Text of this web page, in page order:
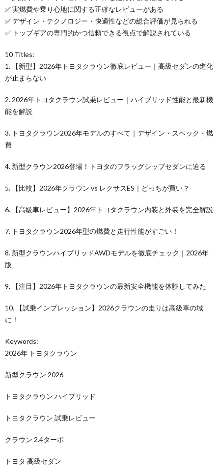
✅ 実燃費や乗り心地に関する正確なレビューがある
✅ デザイン・テクノロジー・快適性などの総合評価が見られる
✅ トップギアの専門的かつ信頼できる視点で解説されている
10 Titles:
1. 【新型】2026年トヨタクラウン徹底レビュー｜高級セダンの進化
が止まらない
2. 2026年トヨタクラウン試乗レビュー｜ハイブリッド性能と最新機
能を解説
3. トヨタクラウン2026年モデルのすべて｜デザイン・スペック・燃
費
4. 新型クラウン2026登場！トヨタのフラッグシップセダンに迫る
5. 【比較】2026年クラウン vs レクサスES｜どっちが買い？
6. 【高級車レビュー】2026年トヨタクラウン内装と外装を完全解説
7. トヨタクラウン2026年型の燃費と走行性能がすごい！
8. 新型クラウンハイブリッドAWDモデルを徹底チェック｜2026年
版
9. 【注目】2026年トヨタクラウンの最新安全機能を体験してみた
10. 【試乗インプレッション】2026クラウンの走りは高級車の域
に！
Keywords:
2026年 トヨタクラウン
新型クラウン 2026
トヨタクラウン ハイブリッド
トヨタクラウン 試乗レビュー
クラウン 2.4ターボ
トヨタ 高級セダン